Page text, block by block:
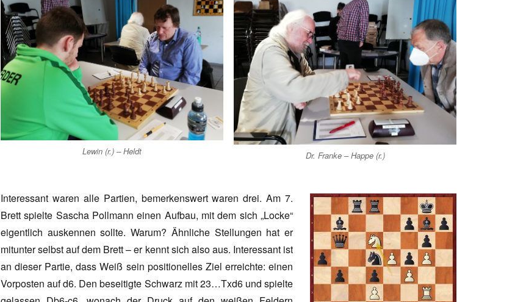
Lewin (r.) – Heldt Dr. Franke – Happe (r.)
Interessant waren alle Partien, bemerkenswert waren drei. Am 7.
Brett spielte Sascha Pollmann einen Aufbau, mit dem sich „Locke“
eigentlich auskennen sollte. Warum? Ähnliche Stellungen hat er
mitunter selbst auf dem Brett – er kennt sich also aus. Interessant ist
an dieser Partie, dass Weiß sein positionelles Ziel erreichte: einen
Vorposten auf d6. Den beseitigte Schwarz mit 23…Txd6 und spielte